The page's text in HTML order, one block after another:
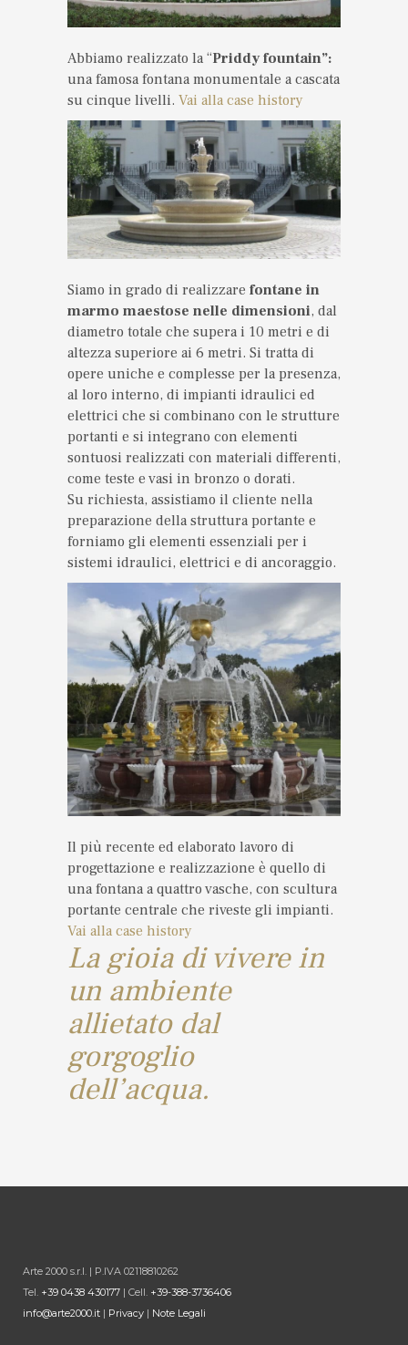
Abbiamo realizzato la “Priddy fountain”:
una famosa fontana monumentale a cascata
su cinque livelli. Vai alla case history
Siamo in grado di realizzare fontane in
marmo maestose nelle dimensioni, dal
diametro totale che supera i 10 metri e di
altezza superiore ai 6 metri. Si tratta di
opere uniche e complesse per la presenza,
al loro interno, di impianti idraulici ed
elettrici che si combinano con le strutture
portanti e si integrano con elementi
sontuosi realizzati con materiali differenti,
come teste e vasi in bronzo o dorati.
Su richiesta, assistiamo il cliente nella
preparazione della struttura portante e
forniamo gli elementi essenziali per i
sistemi idraulici, elettrici e di ancoraggio.
Il più recente ed elaborato lavoro di
progettazione e realizzazione è quello di
una fontana a quattro vasche, con scultura
portante centrale che riveste gli impianti.
Vai alla case history
La gioia di vivere in
un ambiente
allietato dal
gorgoglio
dell’acqua.
Arte 2000 s.r.l. | P.IVA 02118810262
Tel. +39 0438 430177 | Cell. +39-388-3736406
info@arte2000.it | Privacy | Note Legali